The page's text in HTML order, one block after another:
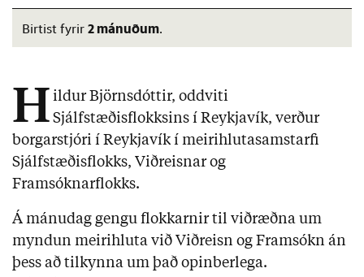
Birtist fyrir 2 mánuðum.
H ildur Björnsdóttir, oddviti
Sjálfstæðisflokksins í Reykjavík, verður
borgarstjóri í Reykjavík í meirihlutasamstarfi
Sjálfstæðisflokks, Viðreisnar og
Framsóknarflokks.
Á mánudag gengu flokkarnir til viðræðna um
myndun meirihluta við Viðreisn og Framsókn án
þess að tilkynna um það opinberlega.